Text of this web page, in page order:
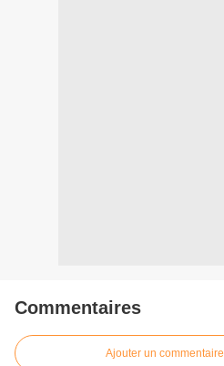
Commentaires
Ajouter un commentaire